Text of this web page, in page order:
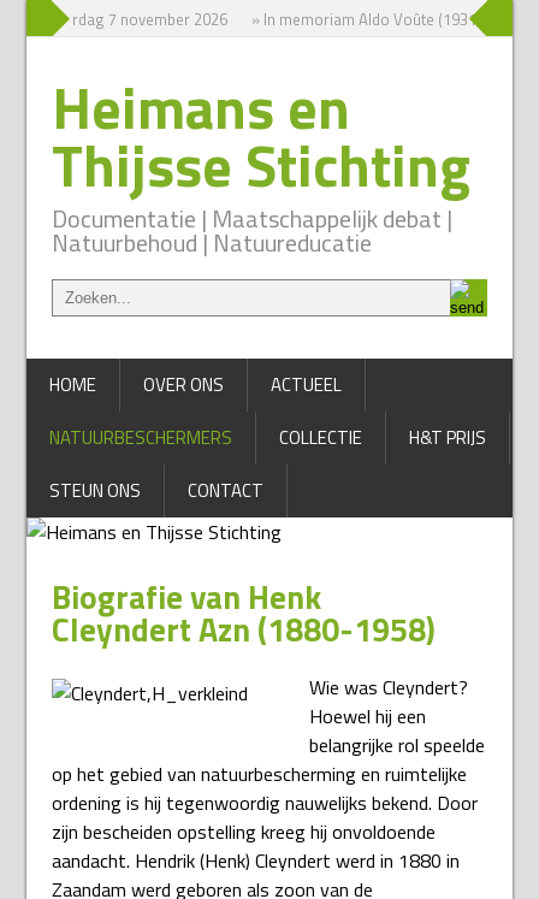
zaterdag 7 november 2026 » In memoriam Aldo Voûte (1931-2026)
Heimans en
Thijsse Stichting
Documentatie | Maatschappelijk debat |
Natuurbehoud | Natuureducatie
HOME OVER ONS
ACTUEEL
NATUURBESCHERMERS
COLLECTIE
H&T PRIJS
STEUN ONS
CONTACT
Biografie van Henk
Cleyndert Azn (1880-1958)
Wie was Cleyndert?
Hoewel hij een
belangrijke rol speelde
op het gebied van natuurbescherming en ruimtelijke
ordening is hij tegenwoordig nauwelijks bekend. Door
zijn bescheiden opstelling kreeg hij onvoldoende
aandacht. Hendrik (Henk) Cleyndert werd in 1880 in
Zaandam werd geboren als zoon van de